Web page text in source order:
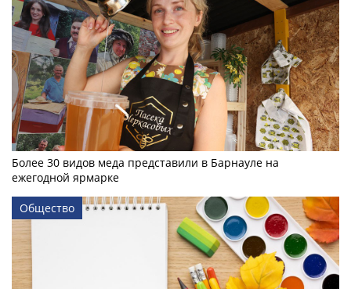
Более 30 видов меда представили в Барнауле на
ежегодной ярмарке
Общество